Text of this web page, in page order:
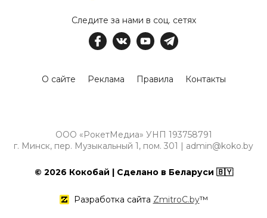
Следите за нами в соц. сетях
О сайте Реклама Правила Контакты
ООО «РокетМедиа» УНП 193758791
г. Минск, пер. Музыкальный 1, пом. 301 | admin@koko.by
© 2026 Кокобай | Сделано в Беларуси 🇧🇾
Разработка сайта ZmitroC.by™